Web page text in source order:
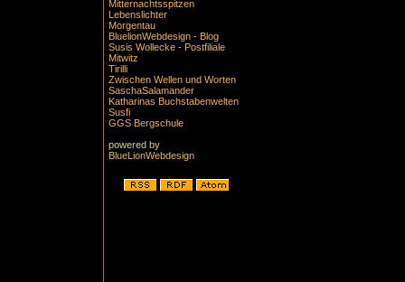
Mitternachtsspitzen
Lebenslichter
Morgentau
BluelionWebdesign - Blog
Susis Wollecke - Postfiliale
Mitwitz
Tirilli
Zwischen Wellen und Worten
SaschaSalamander
Katharinas Buchstabenwelten
Susfi
GGS Bergschule
powered by
BlueLionWebdesign